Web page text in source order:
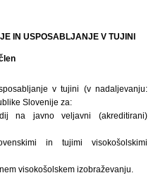
IN USPOSABLJANJE V TUJINI
v tujini (v nadaljevanju:
Slovenije za:
na javno veljavni (akreditirani)
in tujimi visokošolskimi
visokošolskem izobraževanju.